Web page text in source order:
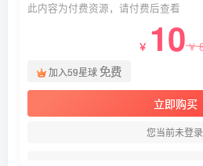
此内容为付费资源，请付费后查看
￥ 10￥
加入59星球免费
立即购买
您当前未登